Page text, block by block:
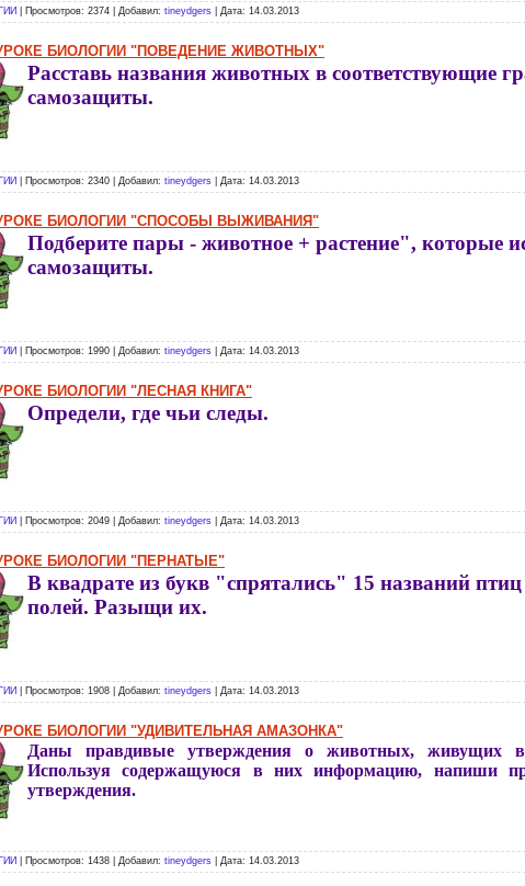
| Просмотров: 2374 | Добавил: tineydgers | Дата: 14.03.2013
БИОЛОГИИ "ПОВЕДЕНИЕ ЖИВОТНЫХ"
Расставь названия животных в соответствующие
самозащиты.
| Просмотров: 2340 | Добавил: tineydgers | Дата: 14.03.2013
БИОЛОГИИ "СПОСОБЫ ВЫЖИВАНИЯ"
Подберите пары - животное + растение", которые
самозащиты.
| Просмотров: 1990 | Добавил: tineydgers | Дата: 14.03.2013
БИОЛОГИИ "ЛЕСНАЯ КНИГА"
Определи, где чьи следы.
| Просмотров: 2049 | Добавил: tineydgers | Дата: 14.03.2013
БИОЛОГИИ "ПЕРНАТЫЕ"
В квадрате из букв "спрятались" 15 названий
полей. Разыщи их.
| Просмотров: 1908 | Добавил: tineydgers | Дата: 14.03.2013
БИОЛОГИИ "УДИВИТЕЛЬНАЯ АМАЗОНКА"
Даны правдивые утверждения о животных, живущих в
Используя содержащуюся в них информацию, напиши
утверждения.
| Просмотров: 1438 | Добавил: tineydgers | Дата: 14.03.2013